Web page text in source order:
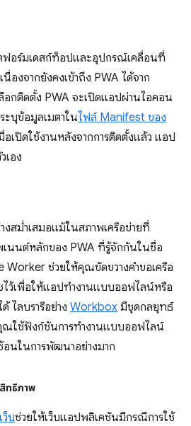
อร์มเดสก์ท็อปและอุปกรณ์เคลื่อนที่
งจากยังคงเข้าถึง PWA ได้จาก
ลือกติดตั้ง PWA จะเปิดแอปผ่านไอคอน
ะบุข้อมูลเมตาในไฟล์ Manifest ของ
อเปิดใช้งานหลังจากการติดตั้งแล้ว แอป
เอง
งสม่ำเสมอแม้ในสภาพเครือข่ายที่
เนนต์หลักของ PWA ที่รู้จักกันในชื่อ
Worker ช่วยให้คุณขัดขวางคำขอเครือ
ว้เพื่อให้แอปทำงานแบบออฟไลน์หรือ
ไลบรารีอย่าง Workbox มีชุดกลยุทธ์
ณใช้ฟังก์ชันการทำงานแบบออฟไลน์
นในการพัฒนาอย่างมาก
ทธิภาพ
ว็บช่วยให้เว็บแอปพลิเคชันมีกรณีการใช้